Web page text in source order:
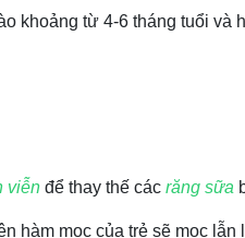
khoảng từ 4-6 tháng tuổi
viễn để thay thế các răng sữa
hàm mọc của trẻ sẽ mọc lẫn